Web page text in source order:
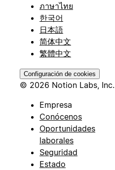
ภาษาไทย
한국어
日本語
简体中文
繁體中文
Configuración de cookies
© 2026 Notion Labs, Inc.
Empresa
Conócenos
Oportunidades
laborales
Seguridad
Estado